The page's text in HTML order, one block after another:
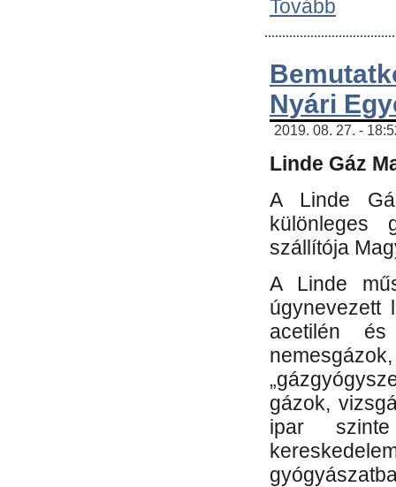
Tovább
Nyári
2019. 08. 27. -
Linde Gáz
A Linde
különleges
szállítója
A Linde
úgynevezett
acetilén és
gázok,
ipar